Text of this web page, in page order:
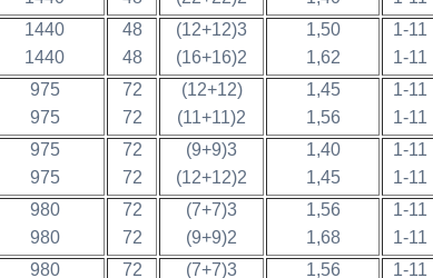
1440
1440
48
48
(12+12)3
(16+16)2
1,50
1,62
1-11
1-11
975
975
72
72
(12+12)
(11+11)2
1,45
1,56
1-11
1-11
975
975
72
72
(9+9)3
(12+12)2
1,40
1,45
1-11
1-11
980
980
72
72
(7+7)3
(9+9)2
1,56
1,68
1-11
1-11
980
72
(7+7)3
1,56
1-11